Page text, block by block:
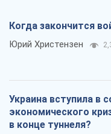
Когда закончится
Юрий Христензен
Украина вступила в
экономического
в конце туннеля?